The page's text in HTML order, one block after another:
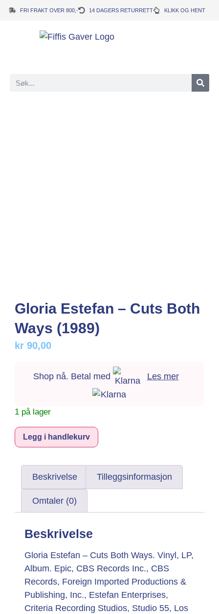
FRI FRAKT OVER 800,- 14 DAGERS RETURRETT KLIKK OG HENT
Gloria Estefan – Cuts Both
Ways (1989)
kr 90,00
Shop nå. Betal med Les mer
1 på lager
Legg i handlekurv
Beskrivelse Tilleggsinformasjon
Omtaler (0)
Beskrivelse
Gloria Estefan – Cuts Both Ways. Vinyl, LP,
Album. Epic, CBS Records Inc., CBS
Records, Foreign Imported Productions &
Publishing, Inc., Estefan Enterprises,
Criteria Recording Studios, Studio 55, Los